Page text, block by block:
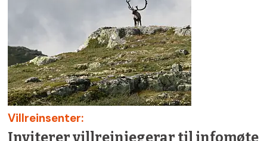
Villreinsenter:
Inviterer villreinjegerar til infomøte